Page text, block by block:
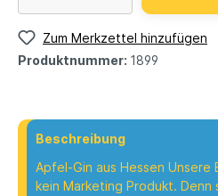
Zum Merkzettel hinzufügen
Produktnummer: 1899
Beschreibung
Apfel-Gin aus Hessen Unsere
kein Marketing Produkt. Denn